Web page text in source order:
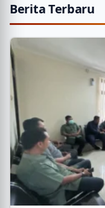
Berita Terbaru